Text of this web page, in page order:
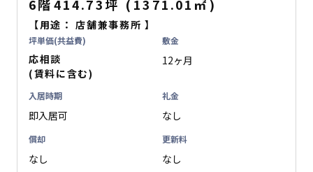
6階414.73坪 ( 1371.01 ㎡ )
【用途：店舗兼事務所 】
坪単価(共益費)
応相談
(賃料に含む)
敷金
12ヶ月
入居時期
即入居可
礼金
なし
償却
なし
更新料
なし